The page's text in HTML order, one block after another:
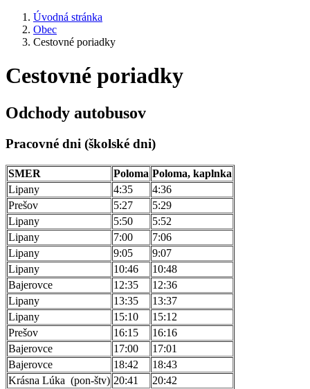
Úvodná stránka
Obec
Cestovné poriadky
Cestovné poriadky
Odchody autobusov
Pracovné dni (školské dni)
SMER Poloma Poloma, kaplnka
Lipany
4:35
4:36
Prešov
5:27
5:29
Lipany
5:50
5:52
Lipany
7:00
7:06
Lipany
9:05
9:07
Lipany
10:46
10:48
Bajerovce
12:35
12:36
Lipany
13:35
13:37
Lipany
15:10
15:12
Prešov
16:15
16:16
Bajerovce
17:00
17:01
Bajerovce
18:42
18:43
Krásna Lúka (pon-štv) 20:41
20:42